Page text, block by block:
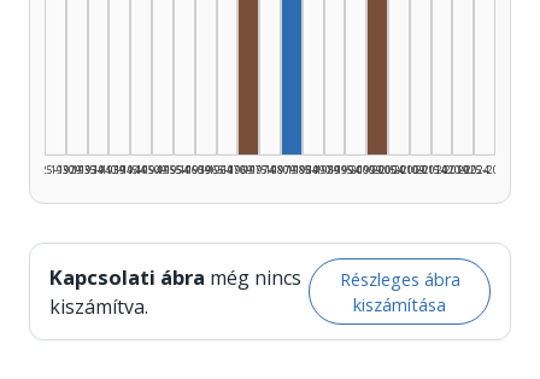
1925–1929
1930–1934
1935–1939
1940–1944
1945–1949
1950–1954
1955–1959
1960–1964
1965–1969
1970–1974
1975–1979
1980–1984
1985–1989
1990–1994
1995–1999
2000–2004
2005–2009
2010–2014
2015–2019
2020–2024
2025–2026
Kapcsolati ábra még nincs
kiszámítva.
Részleges ábra
kiszámítása